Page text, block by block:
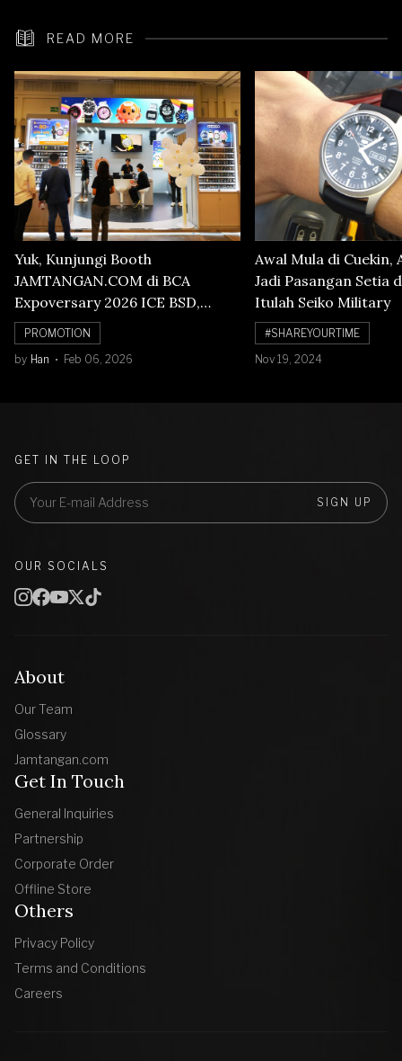
READ MORE
Yuk, Kunjungi Booth
JAMTANGAN.COM di BCA
Expoversary 2026 ICE BSD,
Banyak Diskon Jam Tangan,
Cuma Sampai 8 Februari!
PROMOTION
by Han Feb 06, 2026
Awal Mula di Cuekin,
Jadi Pasangan Setia
Itulah Seiko Military
#SHAREYOURTIME
Nov 19, 2024
About
Our Team
Glossary
Jamtangan.com
Get In Touch
General Inquiries
Partnership
Corporate Order
Offline Store
Others
Privacy Policy
Terms and Conditions
Careers
GET IN THE LOOP
SIGN UP
OUR SOCIALS